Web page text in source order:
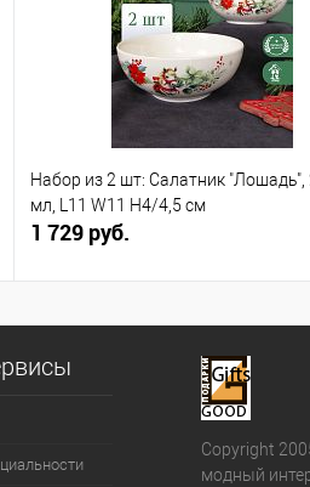
Набор из 2 шт: Салатник
мл, L11 W11 H4/4,5 см
1 729 руб.
Copyright
модный